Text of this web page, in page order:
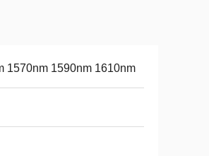
1570nm 1590nm 1610nm